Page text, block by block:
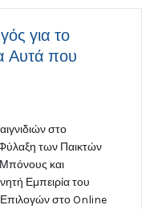
για το
Αυτά που
στο
Φύλαξη των Παικτών
και
Εμπειρία του
Επιλογών στο Online